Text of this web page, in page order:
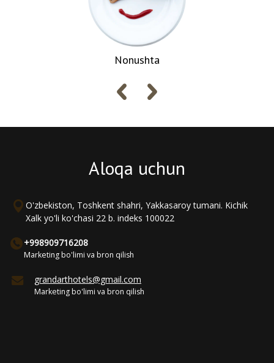
Nonushta
Aloqa uchun
O'zbekiston, Toshkent shahri, Yakkasaroy tumani. Kichik
Xalk yo'li ko'chasi 22 b. indeks 100022
+998909716208
Marketing bo'limi va bron qilish
grandarthotels@gmail.com
Marketing bo'limi va bron qilish